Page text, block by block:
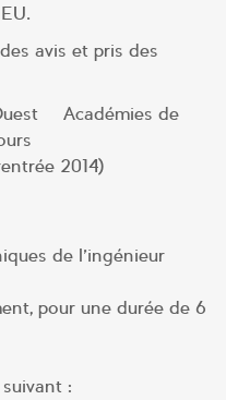
avis et pris des
– Académies de
2014)
de l’ingénieur
pour une durée de 6
: